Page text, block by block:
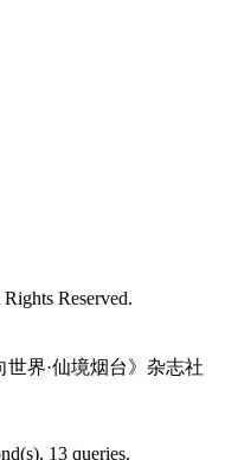
Reserved.
界·仙境烟台》杂志社
13 queries.